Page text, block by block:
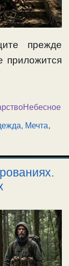
прежде
приложится
Мечта,